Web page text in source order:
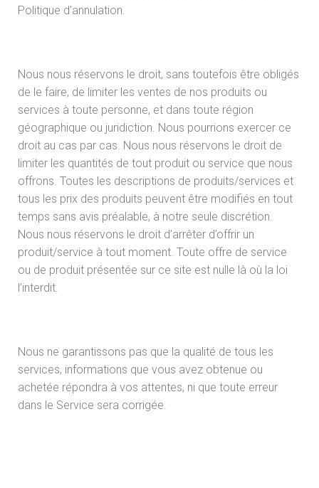
Politique d’annulation.
Nous nous réservons le droit, sans toutefois être obligés
de le faire, de limiter les ventes de nos produits ou
services à toute personne, et dans toute région
géographique ou juridiction. Nous pourrions exercer ce
droit au cas par cas. Nous nous réservons le droit de
limiter les quantités de tout produit ou service que nous
offrons. Toutes les descriptions de produits/services et
tous les prix des produits peuvent être modifiés en tout
temps sans avis préalable, à notre seule discrétion.
Nous nous réservons le droit d’arrêter d’offrir un
produit/service à tout moment. Toute offre de service
ou de produit présentée sur ce site est nulle là où la loi
l’interdit.
Nous ne garantissons pas que la qualité de tous les
services, informations que vous avez obtenue ou
achetée répondra à vos attentes, ni que toute erreur
dans le Service sera corrigée.